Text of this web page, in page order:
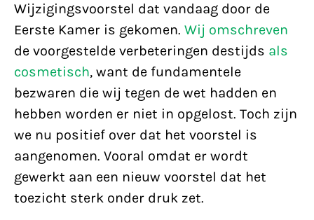
Wijzigingsvoorstel dat vandaag door de
Eerste Kamer is gekomen. Wij omschreven
de voorgestelde verbeteringen destijds als
cosmetisch, want de fundamentele
bezwaren die wij tegen de wet hadden en
hebben worden er niet in opgelost. Toch zijn
we nu positief over dat het voorstel is
aangenomen. Vooral omdat er wordt
gewerkt aan een nieuw voorstel dat het
toezicht sterk onder druk zet.